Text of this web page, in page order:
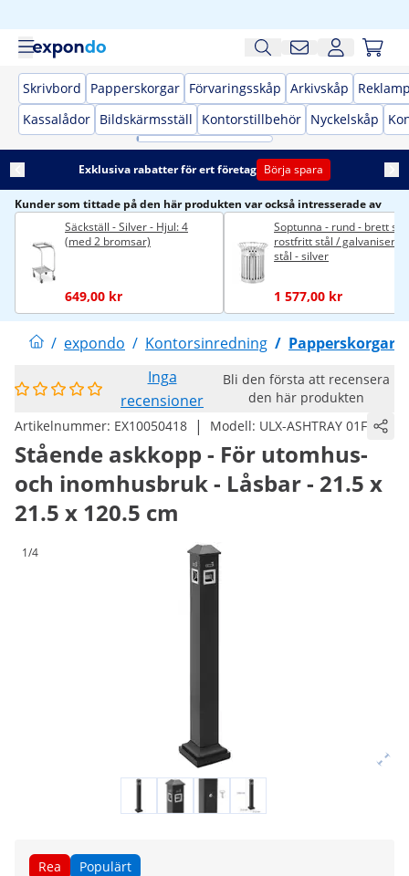
Skrivbord Papperskorgar Förvaringsskåp Arkivskåp
Kassalådor Bildskärmsställ Kontorstillbehör Nyckelskåp
Exklusiva rabatter för ert företag Börja spara
Kunder som tittade på den här produkten var också intresserade av
Säckställ - Silver - Hjul: 4
(med 2 bromsar)
649,00 kr
Soptunna - rund - brett
rostfritt stål / galvaniserat
stål - silver
1 577,00 kr
/ expondo / Kontorsinredning / Papperskorgar
Inga
recensioner
Bli den första att recensera
den här produkten
Artikelnummer: EX10050418 | Modell: ULX-ASHTRAY 01F
Stående askkopp - För utomhus-
och inomhusbruk - Låsbar - 21.5 x
21.5 x 120.5 cm
1/4
Rea Populärt